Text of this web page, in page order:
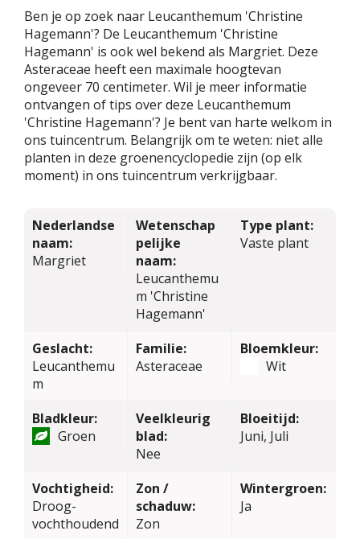
Ben je op zoek naar Leucanthemum 'Christine
Hagemann'? De Leucanthemum 'Christine
Hagemann' is ook wel bekend als Margriet. Deze
Asteraceae heeft een maximale hoogtevan
ongeveer 70 centimeter. Wil je meer informatie
ontvangen of tips over deze Leucanthemum
'Christine Hagemann'? Je bent van harte welkom in
ons tuincentrum. Belangrijk om te weten: niet alle
planten in deze groenencyclopedie zijn (op elk
moment) in ons tuincentrum verkrijgbaar.
Nederlandse
naam:
Margriet
Wetenschap
pelijke
naam:
Leucanthemu
m 'Christine
Hagemann'
Type plant:
Vaste plant
Geslacht:
Leucanthemu
m
Familie:
Asteraceae
Bloemkleur:
Wit
Bladkleur:
Groen
Veelkleurig
blad:
Nee
Bloeitijd:
Juni, Juli
Vochtigheid:
Droog-
vochthoudend
Zon /
schaduw:
Zon
Wintergroen:
Ja